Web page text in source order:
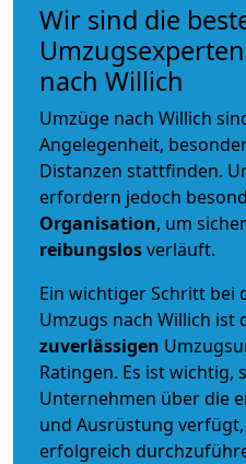
Wir sind die
nach Willich
Umzüge nach Willich
Angelegenheit,
Distanzen stattfinden.
erfordern jedoch
Organisation, um
reibungslosverläuft.
Ein wichtiger Schritt bei
Umzugs nach Willich ist
zuverlässigen
Ratingen. Es ist wichtig,
Unternehmen über die
und Ausrüstung
erfolgreich